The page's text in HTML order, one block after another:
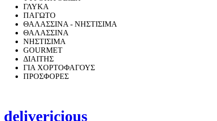
ΓΛΥΚΑ
ΠΑΓΩΤΟ
ΘΑΛΑΣΣΙΝΑ - ΝΗΣΤΙΣΙΜΑ
ΘΑΛΑΣΣΙΝΑ
ΝΗΣΤΙΣΙΜΑ
GOURMET
ΔΙΑΙΤΗΣ
ΓΙΑ ΧΟΡΤΟΦΑΓΟΥΣ
ΠΡΟΣΦΟΡΕΣ
delivericious